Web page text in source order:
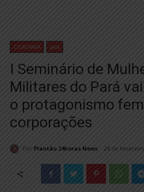
CIDADANIA pará
I Seminário de
Militares do Pará
o protagonismo
corporações
Por Plantão 24horas News 26 de